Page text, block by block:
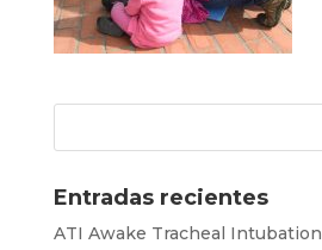
Entradas recientes
ATI Awake Tracheal Intubation